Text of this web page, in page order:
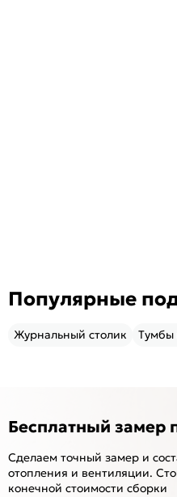
Популярные
Журнальный столик Тумбы
Бесплатный замер
Сделаем точный замер и
отопления и вентиляции.
конечной стоимости сборки